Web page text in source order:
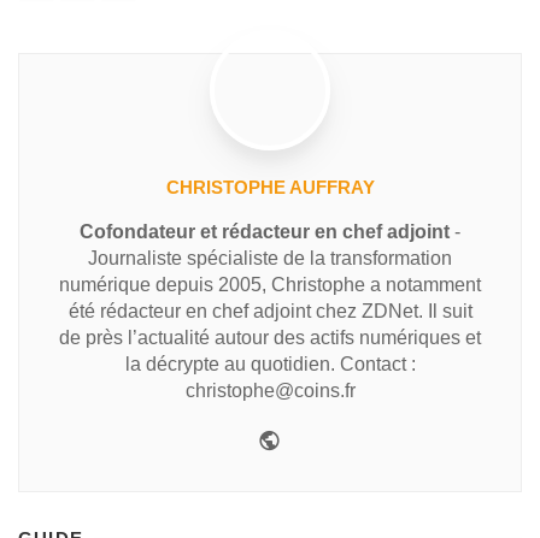
CHRISTOPHE AUFFRAY
Cofondateur et rédacteur en chef adjoint -
Journaliste spécialiste de la transformation
numérique depuis 2005, Christophe a notamment
été rédacteur en chef adjoint chez ZDNet. Il suit
de près l’actualité autour des actifs numériques et
la décrypte au quotidien. Contact :
christophe@coins.fr